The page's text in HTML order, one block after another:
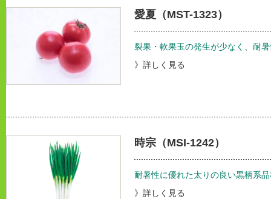
愛夏（MST-1323）
裂果・軟果玉の発生が少なく、耐
》詳しく見る
時宗（MSI-1242）
耐暑性に優れた太りの良い黒柄系
》詳しく見る